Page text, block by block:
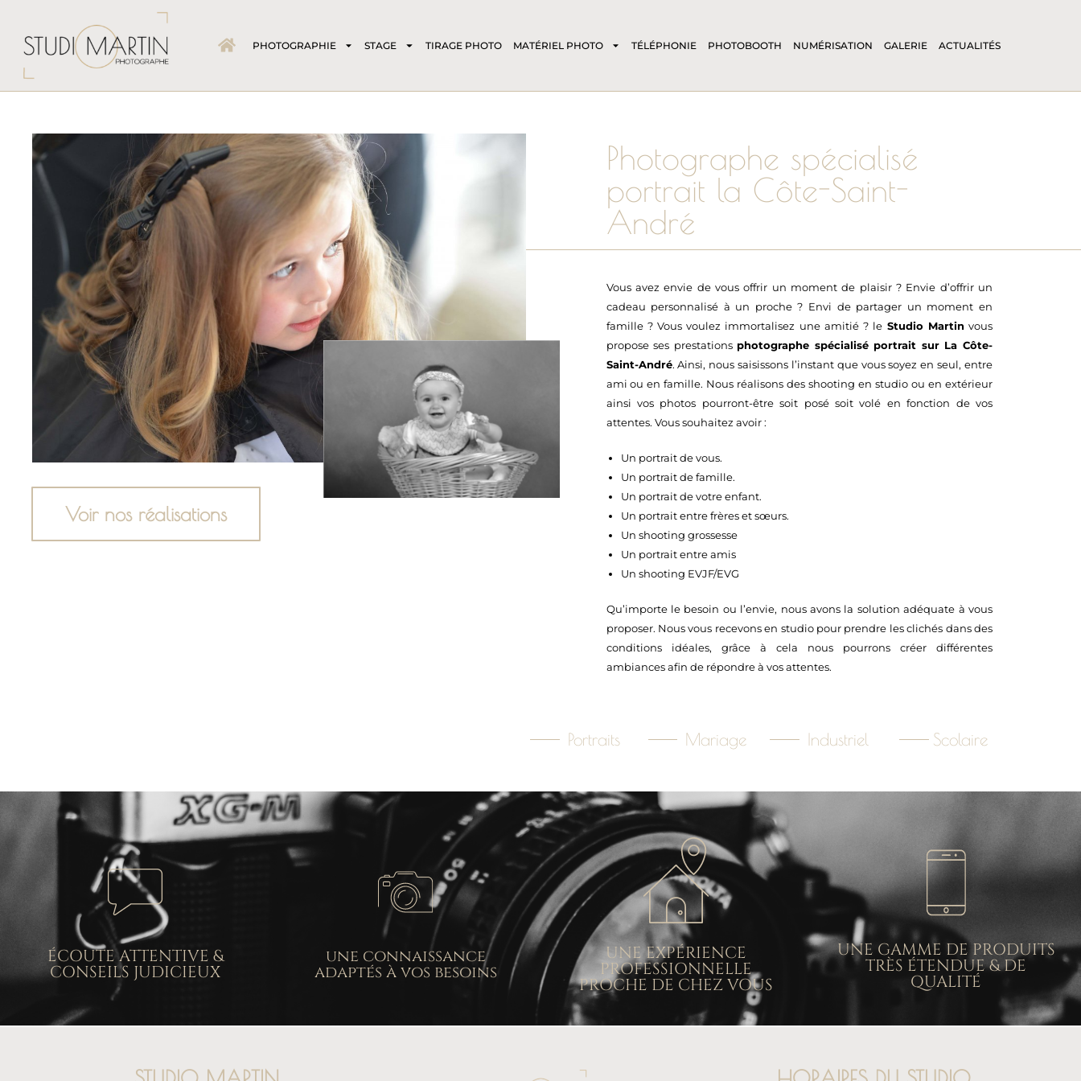
PHOTOGRAPHIE STAGE TIRAGE PHOTO MATÉRIEL PHOTO TÉLÉPHONIE PHOTOBOOTH NUMÉRISATION GALERIE ACTUALITÉS
Voir nos réalisations
Photographe spécialisé
portrait la Côte-Saint-
André
Vous avez envie de vous offrir un moment de plaisir ? Envie d’offrir un
cadeau personnalisé à un proche ? Envi de partager un moment en
famille ? Vous voulez immortalisez une amitié ? le Studio Martinvous
propose ses prestations photographe spécialisé portrait sur La Côte-
Saint-André. Ainsi, nous saisissons l’instant que vous soyez en seul, entre
ami ou en famille. Nous réalisons des shooting en studio ou en extérieur
ainsi vos photos pourront-être soit posé soit volé en fonction de vos
attentes. Vous souhaitez avoir :
Un portrait de vous.
Un portrait de famille.
Un portrait de votre enfant.
Un portrait entre frères et sœurs.
Un shooting grossesse
Un portrait entre amis
Un shooting EVJF/EVG
Qu’importe le besoin ou l’envie, nous avons la solution adéquate à vous
proposer. Nous vous recevons en studio pour prendre les clichés dans des
conditions idéales, grâce à cela nous pourrons créer différentes
ambiances afin de répondre à vos attentes.
Portraits Mariage Industriel Scolaire
ÉCOUTE ATTENTIVE &
CONSEILS JUDICIEUX
une connaissance
adaptés à vos besoins
UNE EXPÉRIENCE
PROFESSIONNELLE
PROCHE DE CHEZ VOUS
UNE GAMME DE PRODUITS
TRÈS ÉTENDUE & DE
QUALITÉ